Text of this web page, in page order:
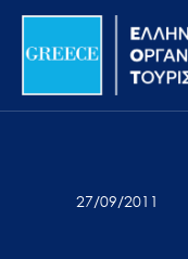
Σημείωση:
ιστότοπος
προσβασιμότητας.
Μετάβαση
περιεχόμενο
27/09/2011